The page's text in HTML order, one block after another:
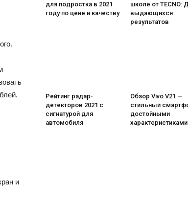
и
для подростка в 2021
году по цене и качеству
школе от TECNO:
выдающихся
результатов
Рейтинг радар-
детекторов 2021 с
сигнатурой для
автомобиля
Обзор Vivo V21 —
стильный
достойными
характеристиками